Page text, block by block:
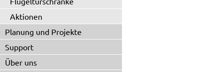
Aktionen
Planung und Projekte
Support
Über uns